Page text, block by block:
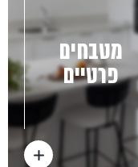
מטבחים
פרטיים